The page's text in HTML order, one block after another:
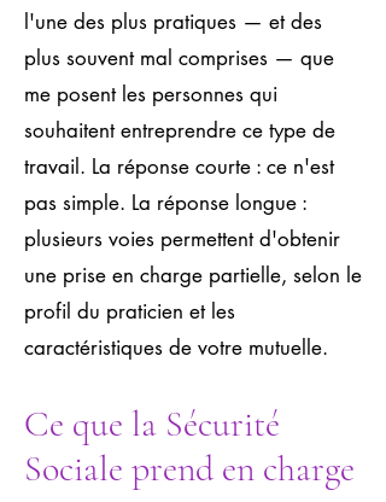
l'une des plus pratiques — et des
plus souvent mal comprises — que
me posent les personnes qui
souhaitent entreprendre ce type de
travail. La réponse courte : ce n'est
pas simple. La réponse longue :
plusieurs voies permettent d'obtenir
une prise en charge partielle, selon le
profil du praticien et les
caractéristiques de votre mutuelle.
Ce que la Sécurité
Sociale prend en charge